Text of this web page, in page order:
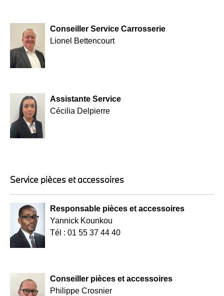
Conseiller Service Carrosserie
Lionel Bettencourt
Assistante Service
Cécilia Delpierre
Service pièces et accessoires
Responsable pièces et accessoires
Yannick Kounkou
Tél : 01 55 37 44 40
Conseiller pièces et accessoires
Philippe Crosnier